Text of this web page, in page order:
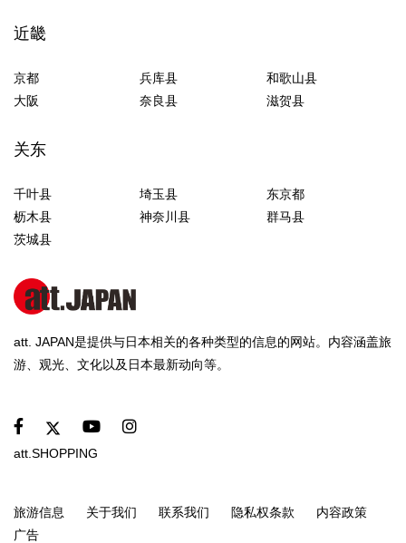
近畿
京都 兵库县
和歌山县
大阪
奈良县 滋贺县
关东
千叶县 埼玉县
东京都
枥木县
神奈川县
群马县
茨城县
att. JAPAN是提供与日本相关的各种类型的信息的网站。内容涵盖旅
游、观光、文化以及日本最新动向等。
att.SHOPPING
旅游信息 关于我们 联系我们 隐私权条款
内容政策
广告